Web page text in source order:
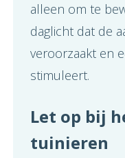
alleen om te
daglicht dat de
veroorzaakt en
stimuleert.
Let op bij
tuinieren